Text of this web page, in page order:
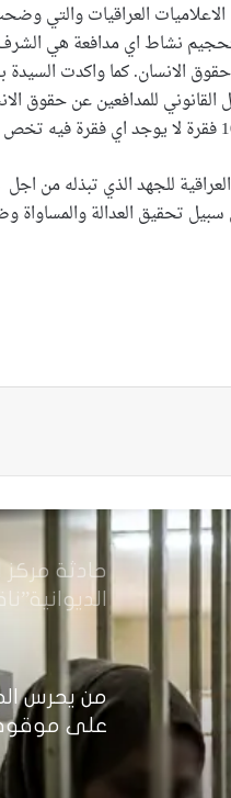
الاعلاميات العراقيات والتي
نشاط اي مدافعة هي
الانسان. كما واكدت
للمدافعين عن حقوق
للجهد الذي تبذله من
تحقيق العدالة والمساواة
خطأ مهني
مجلس
للجريمة”
حين تُحاكم
كيف يُسَلَّع
حادثة
احتجاز
من يحرس
على
النهضة تضع
أمام